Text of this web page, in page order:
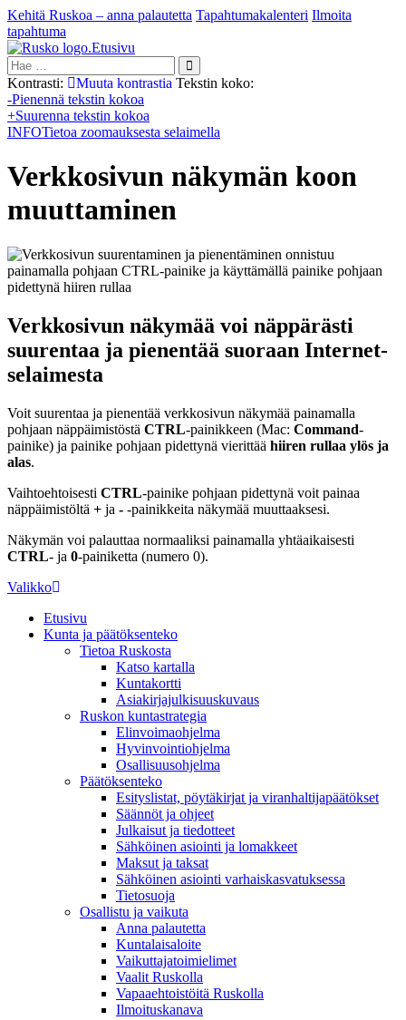
Kehitä Ruskoa – anna palautetta Tapahtumakalenteri Ilmoita
tapahtuma
Etusivu
Hae:
Kontrasti:
Muuta kontrastia Tekstin koko:
-Pienennä tekstin kokoa
+Suurenna tekstin kokoa
INFOTietoa zoomauksesta selaimella
Verkkosivun näkymän koon
muuttaminen
Verkkosivun näkymää voi näppärästi
suurentaa ja pienentää suoraan Internet-
selaimesta
Voit suurentaa ja pienentää verkkosivun näkymää painamalla
pohjaan näppäimistöstä CTRL-painikkeen (Mac: Command-
painike) ja painike pohjaan pidettynä vierittää hiiren rullaa ylös ja
alas.
Vaihtoehtoisesti CTRL-painike pohjaan pidettynä voit painaa
näppäimistöltä + ja - -painikkeita näkymää muuttaaksesi.
Näkymän voi palauttaa normaaliksi painamalla yhtäaikaisesti
CTRL- ja 0-painiketta (numero 0).
Valikko
Etusivu
Kunta ja päätöksenteko
Tietoa Ruskosta
Katso kartalla
Kuntakortti
Asiakirjajulkisuuskuvaus
Ruskon kuntastrategia
Elinvoimaohjelma
Hyvinvointiohjelma
Osallisuusohjelma
Päätöksenteko
Esityslistat, pöytäkirjat ja viranhaltijapäätökset
Säännöt ja ohjeet
Julkaisut ja tiedotteet
Sähköinen asiointi ja lomakkeet
Maksut ja taksat
Sähköinen asiointi varhaiskasvatuksessa
Tietosuoja
Osallistu ja vaikuta
Anna palautetta
Kuntalaisaloite
Vaikuttajatoimielimet
Vaalit Ruskolla
Vapaaehtoistöitä Ruskolla
Ilmoituskanava